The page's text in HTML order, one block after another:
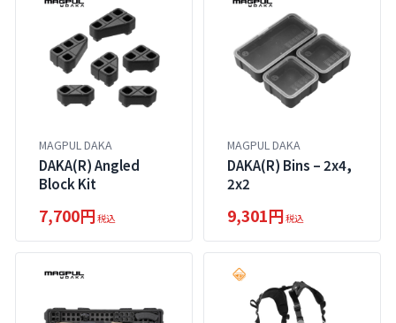
MAGPUL DAKA
DAKA(R) Angled
Block Kit
7,700円税込
MAGPUL DAKA
DAKA(R) Bins – 2x4,
2x2
9,301円税込